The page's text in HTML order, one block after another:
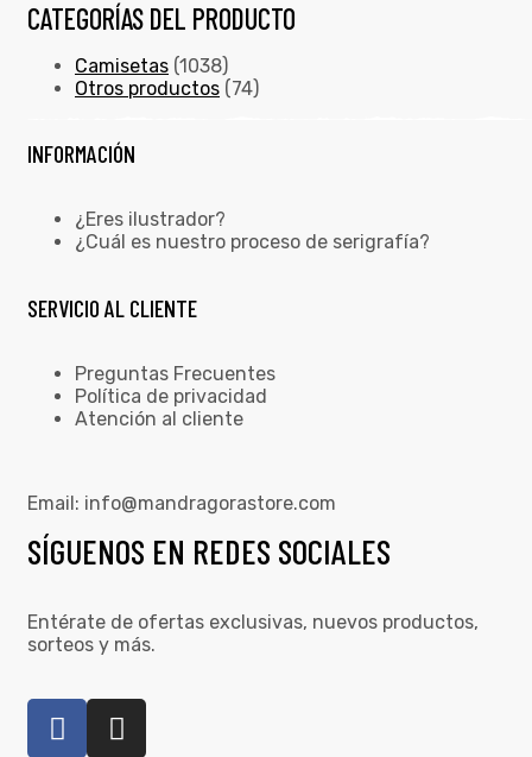
CATEGORÍAS DEL PRODUCTO
Camisetas (1038)
Otros productos (74)
INFORMACIÓN
¿Eres ilustrador?
¿Cuál es nuestro proceso de serigrafía?
SERVICIO AL CLIENTE
Preguntas Frecuentes
Política de privacidad
Atención al cliente
Email: info@mandragorastore.com
SÍGUENOS EN REDES SOCIALES
Entérate de ofertas exclusivas, nuevos productos,
sorteos y más.